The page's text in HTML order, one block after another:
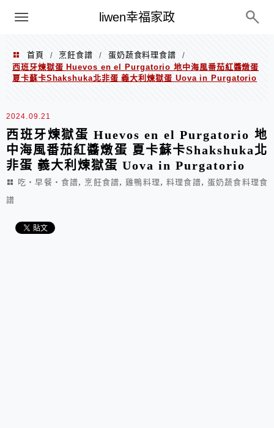
liwen幸福家政
menu
首頁 / 烹飪食譜 / 蛋奶蔬食料理食譜
/
西班牙煉獄蛋 Huevos en el Purgatorio 地中海風番茄紅醬燉蛋
夏卡蘇卡Shakshuka北非蛋 義大利煉獄蛋 Uova in Purgatorio
2024.09.21
西班牙煉獄蛋 Huevos en el Purgatorio 地
中海風番茄紅醬燉蛋 夏卡蘇卡Shakshuka北
非蛋 義大利煉獄蛋 Uova in Purgatorio
吃‧早餐‧食譜, 烹飪食譜,雞鴨料理 ,料理食譜, 蛋奶蔬食料理食
譜